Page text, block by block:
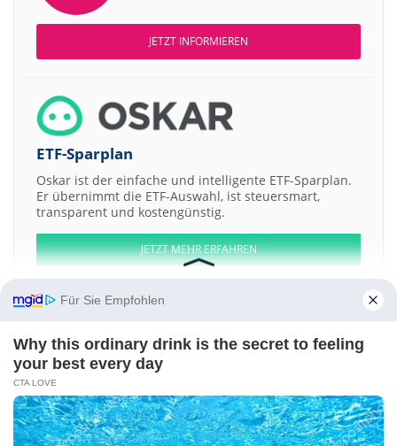
JETZT INFORMIEREN
ETF-Sparplan
Oskar ist der einfache und intelligente ETF-Sparplan.
Er übernimmt die ETF-Auswahl, ist steuersmart,
transparent und kostengünstig.
JETZT MEHR ERFAHREN
Aktien ATX DAX EuroStoxx 50 Dow Jones NASDAQ 100 Nikkei 225
Weitere Aktien:
CIBER Movie Gallery Waste Connections DDR Martha Stewart Living
Omnimedia
Für Sie Empfohlen
Why this ordinary drink is the secret to feeling
your best every day
CTA LOVE